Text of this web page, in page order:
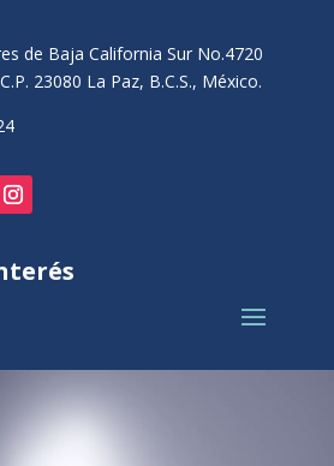
de Baja California Sur No.4720
23080 La Paz, B.C.S., México.